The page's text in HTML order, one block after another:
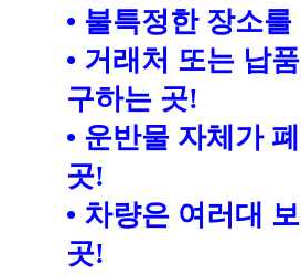
• 불특정한 장소
• 거래처 또는 납
구하는 곳!
• 운반물 자체가
곳!
• 차량은 여러대
곳!